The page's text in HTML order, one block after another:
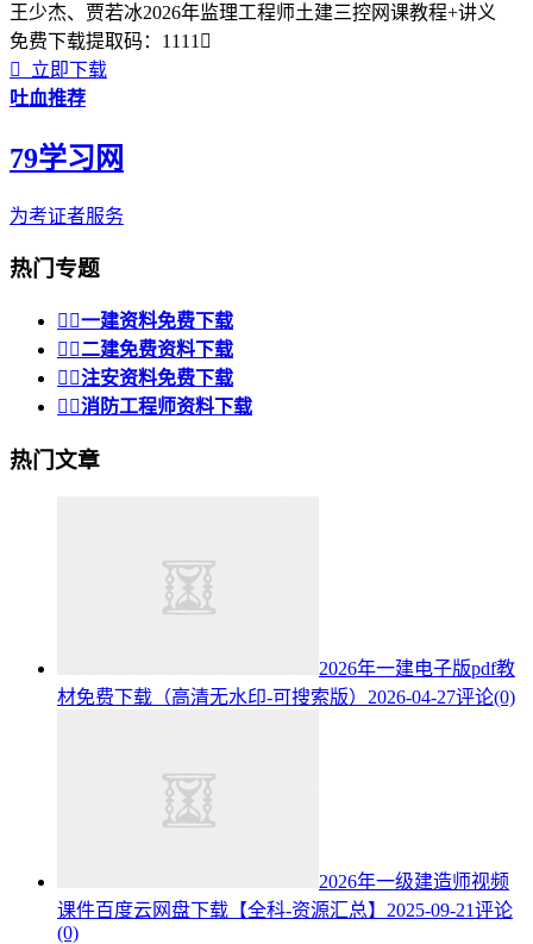
王少杰、贾若冰2026年监理工程师土建三控网课教程+讲义
免费下载提取码： 1111 

立即下载
吐血推荐
79学习网
为考证者服务
热门专题
 一建资料免费下载
 二建免费资料下载
 注安资料免费下载
 消防工程师资料下载
热门文章
2026年一建电子版pdf教
材免费下载（高清无水印-可搜索版） 2026-04-27评论(0)
2026年一级建造师视频
课件百度云网盘下载【全科-资源汇总】 2025-09-21评论
(0)